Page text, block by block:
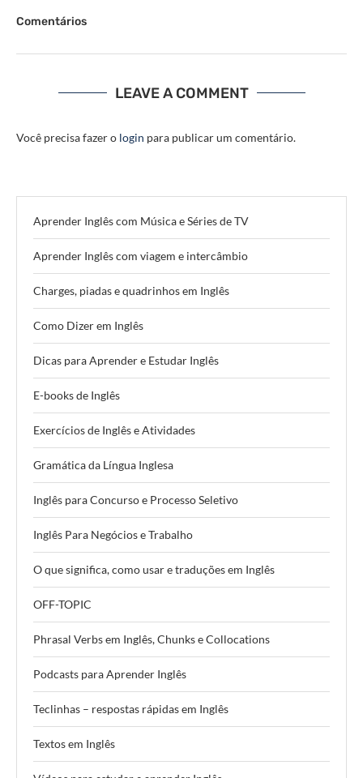
Comentários
LEAVE A COMMENT
Você precisa fazer o login para publicar um comentário.
Aprender Inglês com Música e Séries de TV
Aprender Inglês com viagem e intercâmbio
Charges, piadas e quadrinhos em Inglês
Como Dizer em Inglês
Dicas para Aprender e Estudar Inglês
E-books de Inglês
Exercícios de Inglês e Atividades
Gramática da Língua Inglesa
Inglês para Concurso e Processo Seletivo
Inglês Para Negócios e Trabalho
O que significa, como usar e traduções em Inglês
OFF-TOPIC
Phrasal Verbs em Inglês, Chunks e Collocations
Podcasts para Aprender Inglês
Teclinhas – respostas rápidas em Inglês
Textos em Inglês